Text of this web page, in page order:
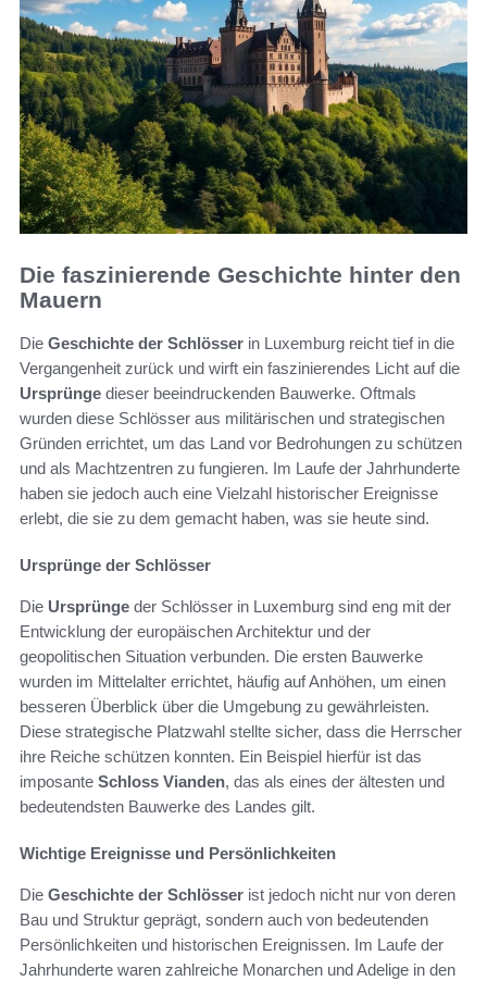
Die faszinierende Geschichte hinter den
Mauern
Die Geschichte der Schlösser in Luxemburg reicht tief in die
Vergangenheit zurück und wirft ein faszinierendes Licht auf die
Ursprünge dieser beeindruckenden Bauwerke. Oftmals
wurden diese Schlösser aus militärischen und strategischen
Gründen errichtet, um das Land vor Bedrohungen zu schützen
und als Machtzentren zu fungieren. Im Laufe der Jahrhunderte
haben sie jedoch auch eine Vielzahl historischer Ereignisse
erlebt, die sie zu dem gemacht haben, was sie heute sind.
Ursprünge der Schlösser
Die Ursprünge der Schlösser in Luxemburg sind eng mit der
Entwicklung der europäischen Architektur und der
geopolitischen Situation verbunden. Die ersten Bauwerke
wurden im Mittelalter errichtet, häufig auf Anhöhen, um einen
besseren Überblick über die Umgebung zu gewährleisten.
Diese strategische Platzwahl stellte sicher, dass die Herrscher
ihre Reiche schützen konnten. Ein Beispiel hierfür ist das
imposante Schloss Vianden, das als eines der ältesten und
bedeutendsten Bauwerke des Landes gilt.
Wichtige Ereignisse und Persönlichkeiten
Die Geschichte der Schlösser ist jedoch nicht nur von deren
Bau und Struktur geprägt, sondern auch von bedeutenden
Persönlichkeiten und historischen Ereignissen. Im Laufe der
Jahrhunderte waren zahlreiche Monarchen und Adelige in den